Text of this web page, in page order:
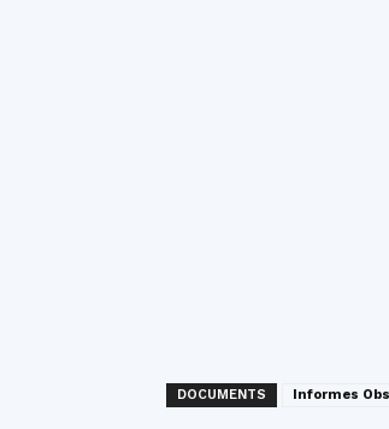
DOCUMENTS Informes